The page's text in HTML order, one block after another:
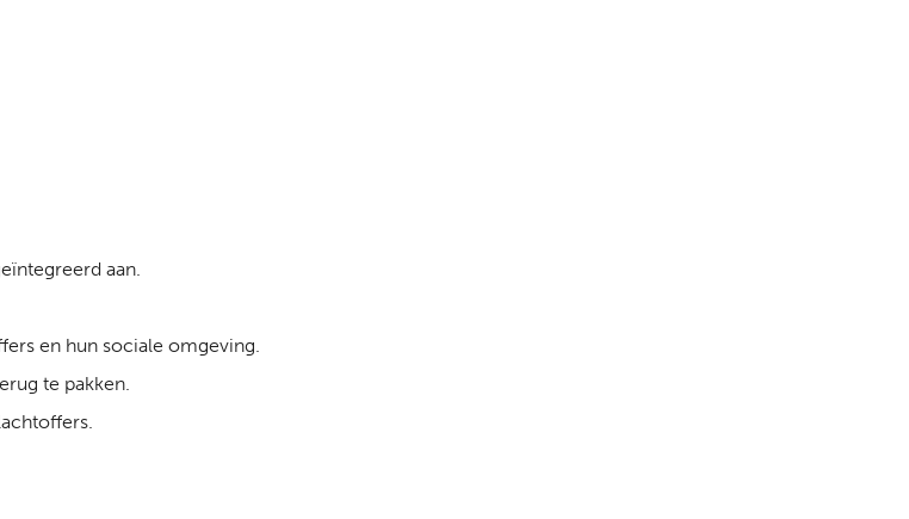
aan.
en hun sociale omgeving.
te pakken.